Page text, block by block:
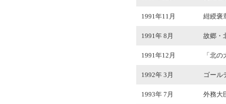
1991年11月 紺綬褒
1991年 8月 故郷・
1991年12月 「北
1992年 3月 ゴール
1993年 7月 外務大